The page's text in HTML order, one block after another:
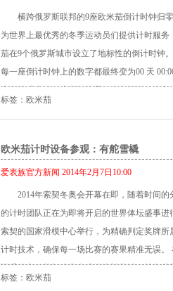
大使的互动。欧米茄展馆于当地时间每天上
会 1932年洛杉矶奥运会上，欧米茄成为史上
新，研发出诸多先锋体育计时技术。如今在
奥运会指定计时。
表的机芯。新款牛头表搭载欧米茄3113自动
代了原版腕表中搭载的欧米茄930手动上链机
的诸多经典设计元素：标志性的内表圈，12
样，新款牛头表在3时位置设置有日历窗口。
色表盘清晰可见。旋入式表背镌刻有著名的
限量发行669枚。欧米茄海马系列牛头表享有
横跨俄罗斯联邦的9座欧米茄倒计时钟归
为世界上最优秀的冬季运动员们提供计时服
茄在9个俄罗斯城市设立了地标性的倒计时钟
每一座倒计时钟上的数字都最终变为00 天
赛事正式启动，这无疑将是一场真正激动人
时设备为所有比赛计时，阵容强大，令世人瞩
标签：欧米茄
欧米茄计时设备参观：有舵雪橇
爱表族官方新闻 2014年2月7日10:00
2014年索契冬奥会开幕在即，随着时间
的计时团队正在为即将开启的世界体坛盛事
索契的国家滑模中心举行，为精确判定奖牌
计时技术，确保每一场比赛的赛果精准无误
至千分之一秒都往往会成为决胜关键。就有
标签：欧米茄